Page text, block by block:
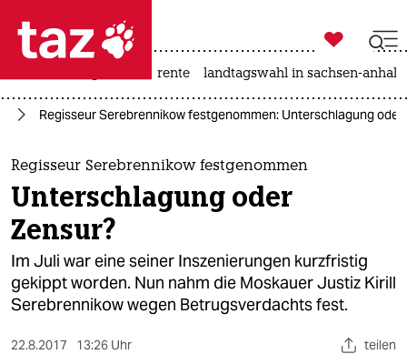
 taz zahl ich
taz zahl ich
themen
politik
öko
gesellschaft

taz zahl ich
rente landtagswahl in sachsen-anhalt
Regisseur Serebrennikow festgenommen: Unterschlagung oder
Regisseur Serebrennikow festgenommen
Unterschlagung oder
Zensur?
Im Juli war eine seiner Inszenierungen kurzfristig
gekippt worden. Nun nahm die Moskauer Justiz Kirill
Serebrennikow wegen Betrugsverdachts fest.
22.8.2017 13:26 Uhr teilen